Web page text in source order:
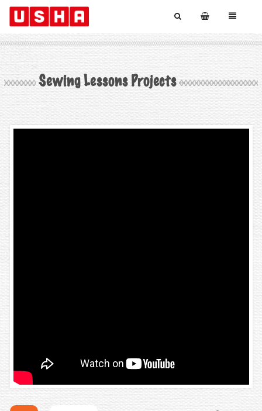
Sewing Lessons Projects